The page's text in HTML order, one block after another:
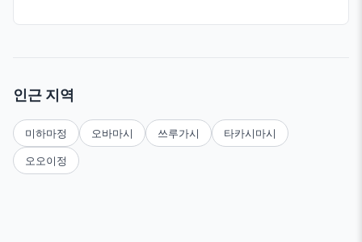
인근 지역
미하마정 오바마시 쓰루가시 타카시마시
오오이정